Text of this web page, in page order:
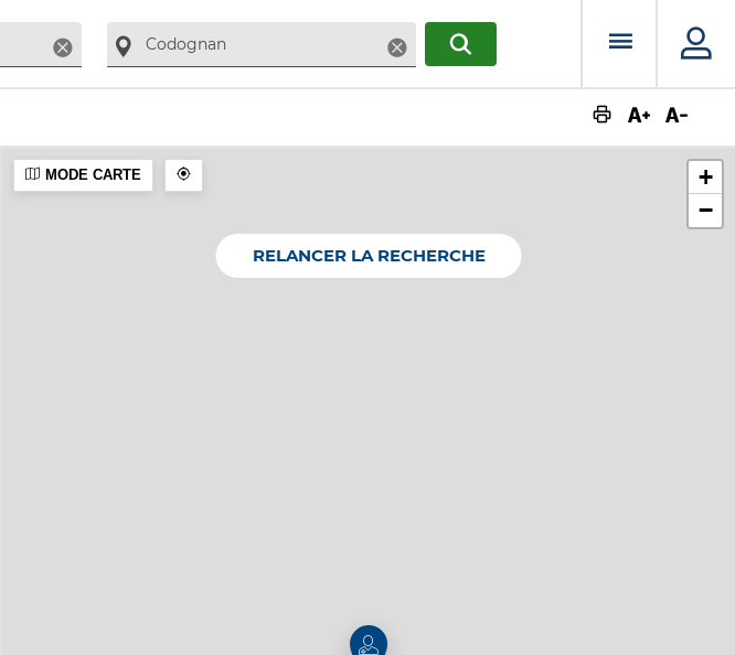
Supprimer SupprimerRECHERCHERMenu
+
−
MODE CARTE
RELANCER LA RECHERCHE